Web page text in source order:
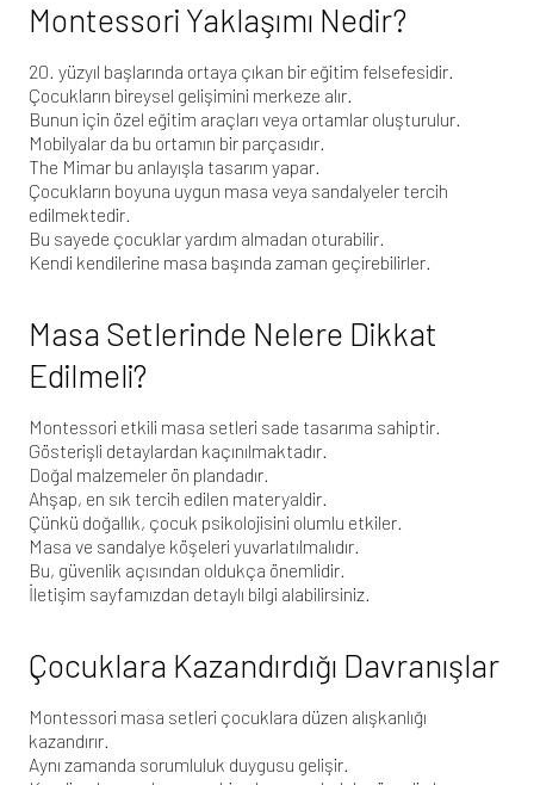
Montessori Yaklaşımı Nedir?
20. yüzyıl başlarında ortaya çıkan bir eğitim felsefesidir.
Çocukların bireysel gelişimini merkeze alır.
Bunun için özel eğitim araçları veya ortamlar oluşturulur.
Mobilyalar da bu ortamın bir parçasıdır.
The Mimar bu anlayışla tasarım yapar.
Çocukların boyuna uygun masa veya sandalyeler tercih
edilmektedir.
Bu sayede çocuklar yardım almadan oturabilir.
Kendi kendilerine masa başında zaman geçirebilirler.
Masa Setlerinde Nelere Dikkat
Edilmeli?
Montessori etkili masa setleri sade tasarıma sahiptir.
Gösterişli detaylardan kaçınılmaktadır.
Doğal malzemeler ön plandadır.
Ahşap, en sık tercih edilen materyaldir.
Çünkü doğallık, çocuk psikolojisini olumlu etkiler.
Masa ve sandalye köşeleri yuvarlatılmalıdır.
Bu, güvenlik açısından oldukça önemlidir.
İletişim sayfamızdan detaylı bilgi alabilirsiniz.
Çocuklara Kazandırdığı Davranışlar
Montessori masa setleri çocuklara düzen alışkanlığı
kazandırır.
Aynı zamanda sorumluluk duygusu gelişir.